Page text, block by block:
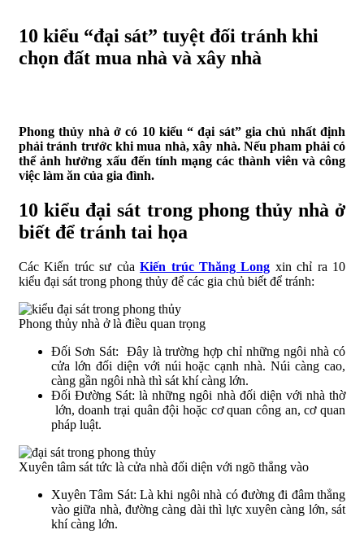
10 kiểu “đại sát” tuyệt đối tránh khi
chọn đất mua nhà và xây nhà
Phong thủy nhà ở có 10 kiểu “ đại sát” gia chủ nhất định
phải tránh trước khi mua nhà, xây nhà. Nếu pham phải có
thể ảnh hưởng xấu đến tính mạng các thành viên và công
việc làm ăn của gia đình.
10 kiểu đại sát trong phong thủy nhà ở
biết để tránh tai họa
Các Kiến trúc sư củaKiến trúc Thăng Long xin chỉ ra 10
kiểu đại sát trong phong thủy để các gia chủ biết để tránh:
Phong thủy nhà ở là điều quan trọng
Đối Sơn Sát: Đây là trường hợp chỉ những ngôi nhà có
cửa lớn đối diện với núi hoặc cạnh nhà. Núi càng cao,
càng gần ngôi nhà thì sát khí càng lớn.
Đối Đường Sát: là những ngôi nhà đối diện với nhà thờ
lớn, doanh trại quân đội hoặc cơ quan công an, cơ quan
pháp luật.
Xuyên tâm sát tức là cửa nhà đối diện với ngõ thẳng vào
Xuyên Tâm Sát: Là khi ngôi nhà có đường đi đâm thẳng
vào giữa nhà, đường càng dài thì lực xuyên càng lớn, sát
khí càng lớn.